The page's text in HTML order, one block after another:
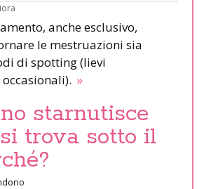
anche esclusivo,
le mestruazioni sia
di spotting (lievi
»
starnutisce
trova sotto il